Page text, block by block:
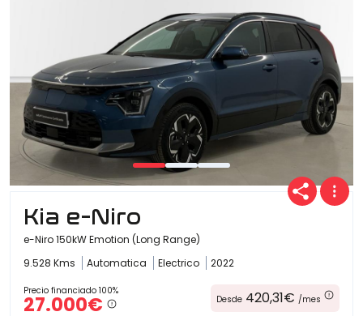
Kia e-Niro
e-Niro 150kW Emotion (Long Range)
9.528 Kms
Automatica Electrico 2022
Precio financiado 100%
27.000€ Desde 420,31€ /mes